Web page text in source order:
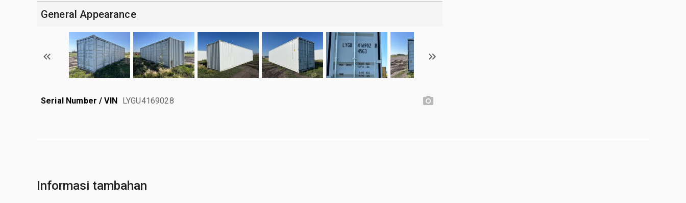
General Appearance
Serial Number / VIN LYGU4169028
Informasi tambahan